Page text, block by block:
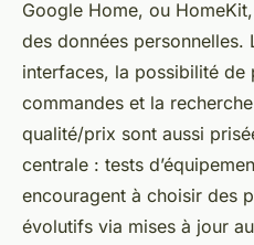
Google Home, ou
des données personnelles.
interfaces, la possibilité de
commandes et la
qualité/prix sont aussi
centrale : tests
encouragent à choisir des
évolutifs via mises à jour